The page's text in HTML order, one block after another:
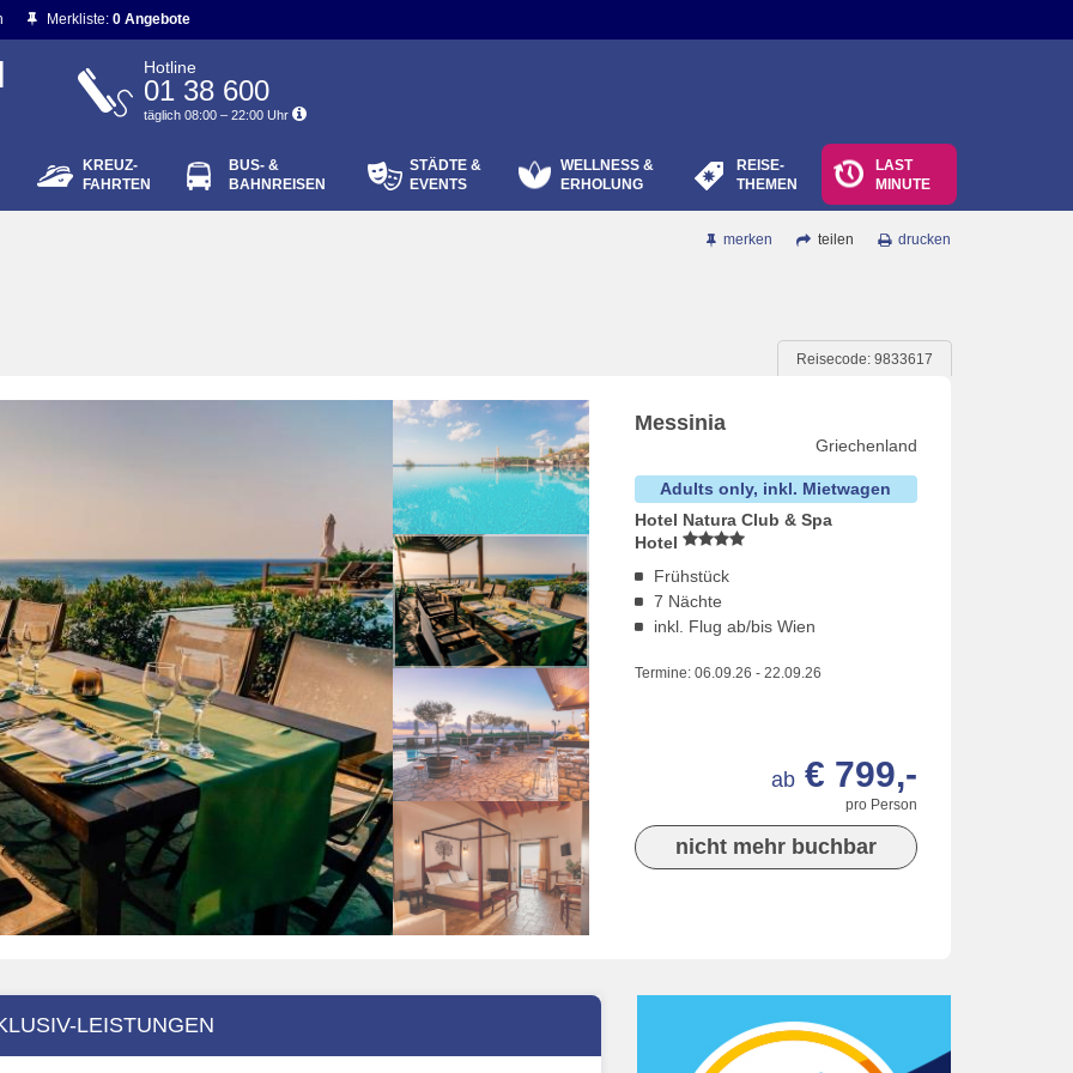
vergessen?
Merkliste: 0 Angebote
Hotline
01 38 600
täglich 08:00 – 22:00 Uhr
KREUZ-
FAHRTEN
BUS- &
BAHNREISEN
STÄDTE &
EVENTS
WELLNESS &
ERHOLUNG
REISE-
THEMEN
LAST
MINUTE
drucken
teilen
merken
Reisecode: 9833617
Messinia
Griechenland
Adults only, inkl. Mietwagen
Hotel Natura Club & Spa
Hotel
Frühstück
7 Nächte
inkl. Flug ab/bis Wien
Termine: 06.09.26 - 22.09.26
pro Person
ab € 799,-
nicht mehr buchbar
LEISTUNGEN